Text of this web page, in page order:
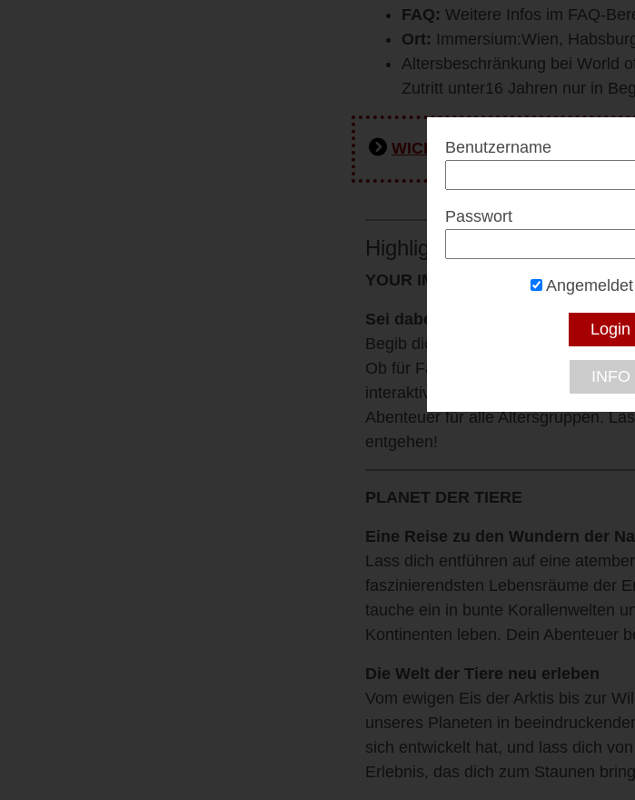
FAQ: Weitere Infos im FAQ-
Ort: Immersium:Wien,
Altersbeschränkung bei World
Zutritt unter16 Jahren nur in
WICHTIG: Vor
Highlights & Details
YOUR IMMERSIVE EXPERIENCE
Sei dabei – Erlebe die Tierwelt wie
Begib dich auf eine einzigartige
Ob für Familien, Freunde oder
interaktive Erlebnisse,
Abenteuer für alle Altersgruppen.
entgehen!
PLANET DER TIERE
Eine Reise zu den Wundern der
Lass dich entführen auf eine
faszinierendsten Lebensräume der
tauche ein in bunte Korallenwelten
Kontinenten leben. Dein Abenteuer
Die Welt der Tiere neu erleben
Vom ewigen Eis der Arktis bis zur
unseres Planeten in
sich entwickelt hat, und lass dich
Erlebnis, das dich zum Staunen
Benutzername
Passwort
INFO